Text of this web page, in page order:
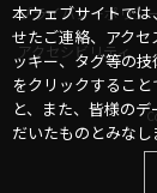
本ウェブサイトで
せたご連絡、アク
ッキー、タグ等の
をクリックするこ
と、また、皆様の
だいたものとみなし
プライバシーポリシ
アクセシビリティ